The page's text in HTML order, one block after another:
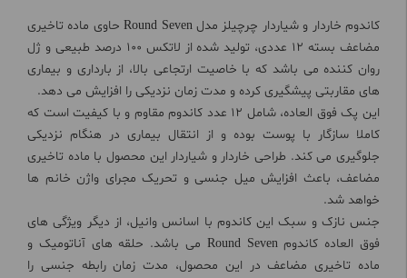
کاندوم خاردار و شیاردار چرچیلز مدل Round Seven حاوی ماده تاخیری
مضاعف بسته 12 عددی، تولید شده از لاتکس 100 درصد طبیعی و ژل
روان کننده می باشد که با خاصیت ارتجاعی بالا، از بارداری و بیماری
های مقاربتی پیشگیری کرده و مدت زمان نزدیکی را افزایش می دهد.
این پک فوق العاده، شامل 12 عدد کاندوم مقاوم و با کیفیت است که
کاملا سازگار با پوست بوده و از انتقال بیماری در هنگام نزدیکی
جلوگیری می کند. طراحی خاردار و شیاردار این محصول با ماده تاخیری
مضاعف، باعث افزایش میل جنسی و تحریک مجرای واژن خانم ها
خواهد شد.
جنس نازک و سبک این کاندوم با اسانس وانیل، از دیگر ویژگی های
فوق العاده کاندوم Round Seven می باشد. حلقه های آناتومیک و
ماده تاخیری مضاعف در این محصول، مدت زمان رابطه جنسی را